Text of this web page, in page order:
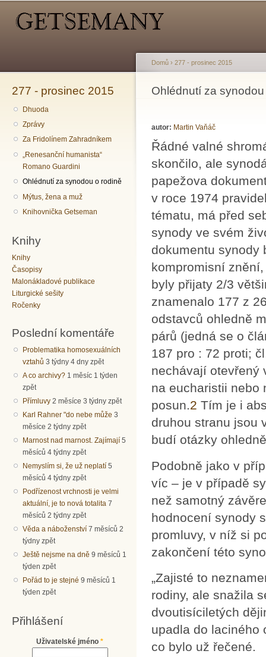
277 - prosinec 2015
Dhuoda
Zprávy
Za Fridolínem Zahradníkem
„Renesanční humanista“
Romano Guardini
Ohlédnutí za synodou o rodině
Mýtus, žena a muž
Knihovnička Getseman
Knihy
Knihy
Časopisy
Malonákladové publikace
Liturgické sešity
Ročenky
Poslední komentáře
Problematika homosexuálních
vztahů 3 týdny 4 dny zpět
A co archivy? 1 měsíc 1 týden
zpět
Přímluvy 2 měsíce 3 týdny zpět
Karl Rahner "do nebe může 3
měsíce 2 týdny zpět
Marnost nad marnost. Zajímají 5
měsíců 4 týdny zpět
Nemyslím si, že už neplatí 5
měsíců 4 týdny zpět
Podřízenost vrchnosti je velmi
aktuální, je to nová totalita 7
měsíců 2 týdny zpět
Věda a náboženství 7 měsíců 2
týdny zpět
Ještě nejsme na dně 9 měsíců 1
týden zpět
Pořád to je stejné 9 měsíců 1
týden zpět
Přihlášení
Uživatelské jméno *
Jste zde
Domů › 277 - prosinec 2015
Ohlédnutí za
autor: Martin Vaňáč
Řádné valné
skončilo, ale
papežova
v roce 1974
tématu, má před
synody ve svém
dokumentu synody
kompromisní
byly přijaty 2/3
znamenalo 177 z
odstavců ohledně
párů (jedná se o
187 pro : 72 proti;
nechávají otevřený
na eucharistii nebo
posun.2 Tím je i
druhou stranu jsou
budí otázky
Podobně jako v
víc – je v případě
než samotný
hodnocení synody
promluvy, v níž si
zakončení této
„Zajisté to
rodiny, ale snažila
dvoutisíciletých
upadla do laciného
co bylo už řečené.